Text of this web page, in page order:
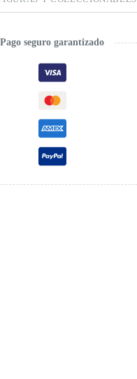
Pago seguro garantizado